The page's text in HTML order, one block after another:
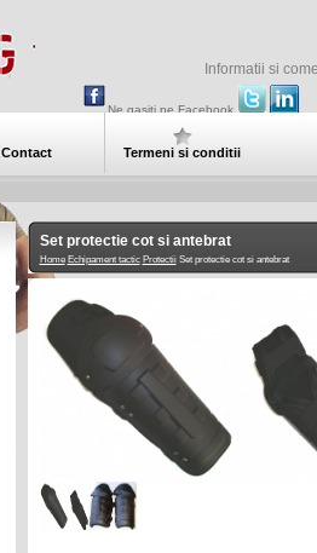
Informatii si
Ne gasiti pe Facebook
Contact Termeni si conditii
Set protectie cot si antebrat
Home Echipament tactic ProtectiiSet protectie cot si antebrat